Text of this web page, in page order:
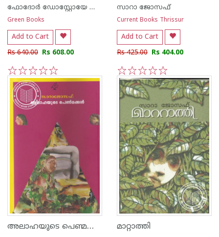
ഫോദോര്‍ ഡോസ്റ്റോയേ ഫ്സ്കി
Green Books
Add to Cart
Rs 640.00 Rs 608.00
5
4
3
2
1
സാറാ ജോസഫ്
Current Books Thrissur
Add to Cart
Rs 425.00 Rs 404.00
5
4
3
2
1
അലാഹയുടെ പെണ്മക്കള്‍ മാറ്റാത്തി